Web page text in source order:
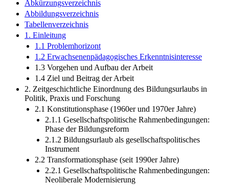
Abkürzungsverzeichnis
Abbildungsverzeichnis
Tabellenverzeichnis
1. Einleitung
1.1 Problemhorizont
1.2 Erwachsenenpädagogisches Erkenntnisinteresse
1.3 Vorgehen und Aufbau der Arbeit
1.4 Ziel und Beitrag der Arbeit
2. Zeitgeschichtliche Einordnung des Bildungsurlaubs in
Politik, Praxis und Forschung
2.1 Konstitutionsphase (1960er und 1970er Jahre)
2.1.1 Gesellschaftspolitische Rahmenbedingungen:
Phase der Bildungsreform
2.1.2 Bildungsurlaub als gesellschaftspolitisches
Instrument
2.2 Transformationsphase (seit 1990er Jahre)
2.2.1 Gesellschaftspolitische Rahmenbedingungen:
Neoliberale Modernisierung